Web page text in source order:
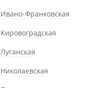
Ивано-Франковская
Кировоградская
Луганская
Николаевская